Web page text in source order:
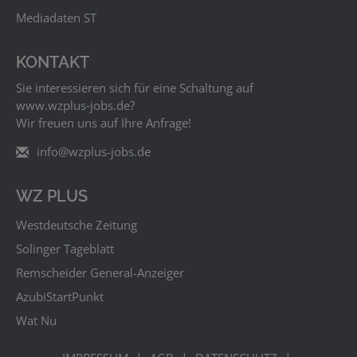
Mediadaten ST
KONTAKT
Sie interessieren sich für eine Schaltung auf
www.wzplus‑jobs.de?
Wir freuen uns auf Ihre Anfrage!
info@wzplus-jobs.de
WZ PLUS
Westdeutsche Zeitung
Solinger Tageblatt
Remscheider General-Anzeiger
AzubiStartPunkt
Wat Nu